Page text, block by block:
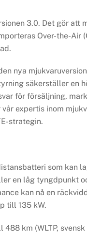
3.0. Det gör att
Over-the-Air
nya
säkerställer en
för försäljning,
expertis inom
strategin.
som kan
en låg tyngdpunkt
kan nå en
till 135 kW.
km (WLTP,